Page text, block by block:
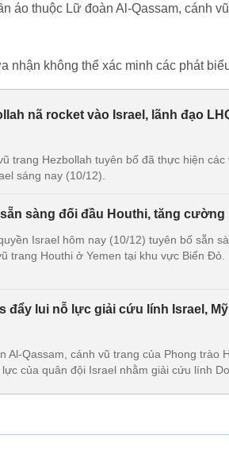
áo thuộc Lữ đoàn Al-Qassam, cánh
nhận không thể xác minh các phát
nã rocket vào Israel, lãnh đạo
trang Hezbollah tuyên bố đã thực hiện
sáng nay (10/12).
sẵn sàng đối đầu Houthi, tăng cường
Israel hôm nay (10/12) tuyên bố sẵn
trang Houthi ở Yemen tại khu vực Biển Đỏ.
đẩy lui nỗ lực giải cứu lính Israel,
Al-Qassam, cánh vũ trang của Phong trào
lực của quân đội Israel nhằm giải cứu lính